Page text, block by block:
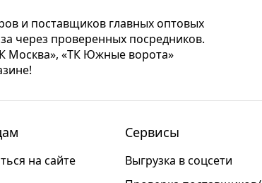
и поставщиков главных оптовых
через проверенных посредников.
Москва», «ТК Южные ворота»
на сайте
Сервисы
Выгрузка в соцсети